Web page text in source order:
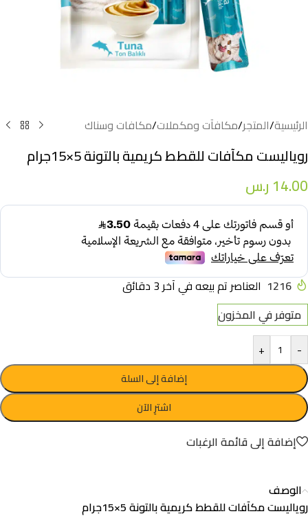
الرئيسية/المتجر/مكافآت ومكملات/مكافات وسناك
روياليست مكآفات للقطط كريمية بالتونة 5×15جرام
14.00 ر.س
1216 العناصر تم بيعه في آخر 3 دقائق
متوفر في المخزون
-
+
إضافة إلى السلة
اشترِ الآن
إضافة إلى قائمة الرغبات
الوصف
روياليست مكآفات للقطط كريمية بالتونة 5×15جرام